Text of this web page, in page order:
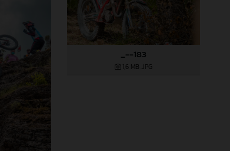
_--183
1,6 MB .JPG